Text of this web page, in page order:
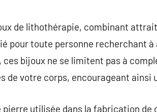
de lithothérapie, combinant
pour toute personne recherchant
ces bijoux ne se limitent pas à
de votre corps, encourageant ainsi
pierre utilisée dans la fabrication